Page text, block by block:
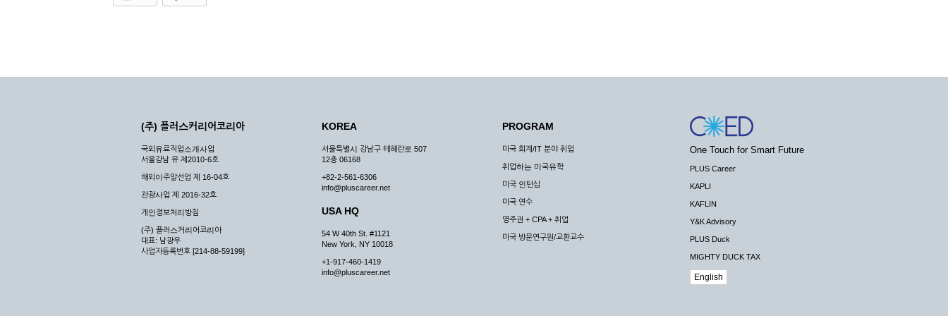
(주) 플러스커리어코리아
국외유료직업소개사업
서울강남 유 제2010-6호
해외이주알선업 제 16-04호
관광사업 제 2016-32호
개인정보처리방침
(주) 플러스커리어코리아
대표: 남광우
사업자등록번호 [214-88-59199]
KOREA
서울특별시 강남구 테헤란로 507
12층 06168
+82-2-561-6306
info@pluscareer.net
USA HQ
54 W 40th St. #1121
New York, NY 10018
+1-917-460-1419
info@pluscareer.net
PROGRAM
미국 회계/IT 분야 취업
취업하는 미국유학
미국 인턴십
미국 연수
영주권 + CPA + 취업
미국 방문연구원/교환교수
One Touch for Smart Future
PLUS Career
KAPLI
KAFLIN
Y&K Advisory
PLUS Duck
MIGHTY DUCK TAX
English